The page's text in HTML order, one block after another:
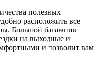
полезных
расположить все
Большой багажник
на выходные и
и позволит вам